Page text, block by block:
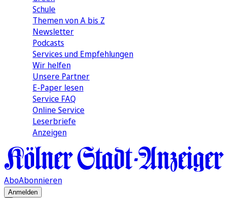
Schule
Themen von A bis Z
Newsletter
Podcasts
Services und Empfehlungen
Wir helfen
Unsere Partner
E-Paper lesen
Service FAQ
Online Service
Leserbriefe
Anzeigen
AboAbonnieren
Anmelden